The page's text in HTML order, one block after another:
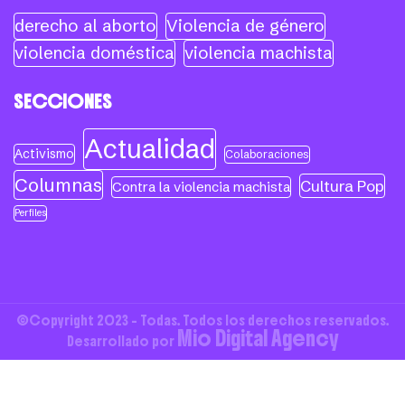
derecho al aborto Violencia de género
violencia doméstica violencia machista
SECCIONES
Activismo Actualidad Colaboraciones
Columnas Contra la violencia machista Cultura Pop
Perfiles
©Copyright 2023 - Todas. Todos los derechos reservados.
Desarrollado por Mio Digital Agency